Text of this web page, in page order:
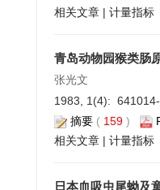
相关文章 | 计量指标
青岛动物园猴类肠
张光文
1983, 1(4):
摘要 ( 159 )
相关文章 | 计量指标
日本血吸虫尾蚴及